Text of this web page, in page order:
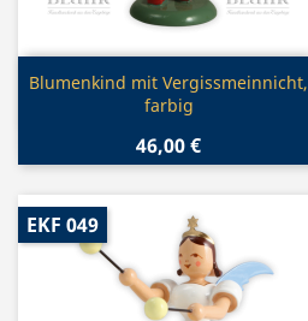
Vorschau
Blumenkind mit Vergissmeinnicht,
farbig
46,00 €
EKF 049